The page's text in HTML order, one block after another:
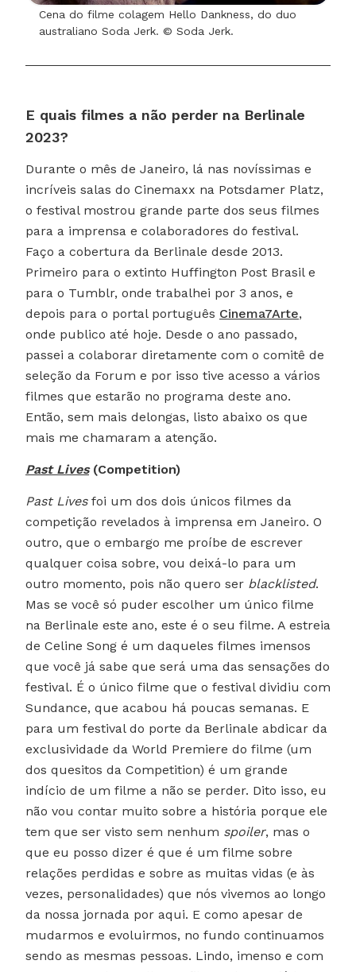
Cena do filme colagem Hello Dankness, do duo
australiano Soda Jerk. © Soda Jerk.
E quais filmes a não perder na Berlinale
2023?
Durante o mês de Janeiro, lá nas novíssimas e
incríveis salas do Cinemaxx na Potsdamer Platz,
o festival mostrou grande parte dos seus filmes
para a imprensa e colaboradores do festival.
Faço a cobertura da Berlinale desde 2013.
Primeiro para o extinto Huffington Post Brasil e
para o Tumblr, onde trabalhei por 3 anos, e
depois para o portal português Cinema7Arte,
onde publico até hoje. Desde o ano passado,
passei a colaborar diretamente com o comitê de
seleção da Forum e por isso tive acesso a vários
filmes que estarão no programa deste ano.
Então, sem mais delongas, listo abaixo os que
mais me chamaram a atenção.
Past Lives (Competition)
Past Livesfoi um dos dois únicos filmes da
competição revelados à imprensa em Janeiro. O
outro, que o embargo me proíbe de escrever
qualquer coisa sobre, vou deixá-lo para um
outro momento, pois não quero ser blacklisted.
Mas se você só puder escolher um único filme
na Berlinale este ano, este é o seu filme. A estreia
de Celine Song é um daqueles filmes imensos
que você já sabe que será uma das sensações do
festival. É o único filme que o festival dividiu com
Sundance, que acabou há poucas semanas. E
para um festival do porte da Berlinale abdicar da
exclusividade da World Premiere do filme (um
dos quesitos da Competition) é um grande
indício de um filme a não se perder. Dito isso, eu
não vou contar muito sobre a história porque ele
tem que ser visto sem nenhum spoiler, mas o
que eu posso dizer é que é um filme sobre
relações perdidas e sobre as muitas vidas (e às
vezes, personalidades) que nós vivemos ao longo
da nossa jornada por aqui. E como apesar de
mudarmos e evoluirmos, no fundo continuamos
sendo as mesmas pessoas. Lindo, imenso e com